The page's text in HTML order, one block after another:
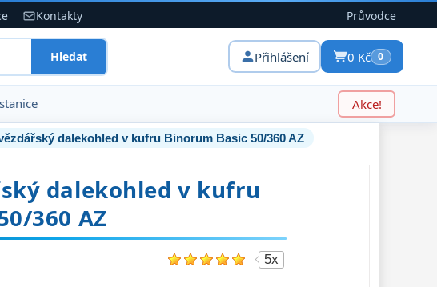
Kontakty Průvodce
Hledat Přihlášení 0 Kč 0
Akce!
dalekohled v kufru Binorum Basic 50/360 AZ
dalekohled v kufru
360 AZ
5x